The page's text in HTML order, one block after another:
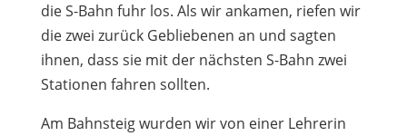
die S-Bahn fuhr los. Als wir ankamen, riefen wir
die zwei zurück Gebliebenen an und sagten
ihnen, dass sie mit der nächsten S-Bahn zwei
Stationen fahren sollten.
Am Bahnsteig wurden wir von einer Lehrerin